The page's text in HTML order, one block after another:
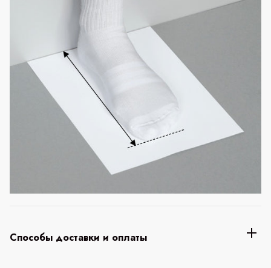
Способы доставки и оплаты